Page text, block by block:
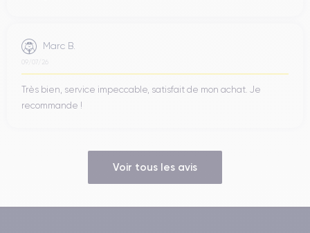
Marc B.
09/07/26
Très bien, service impeccable, satisfait de mon achat. Je
recommande !
Voir tous les avis